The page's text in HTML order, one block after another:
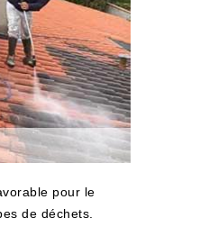
pour le
de déchets.